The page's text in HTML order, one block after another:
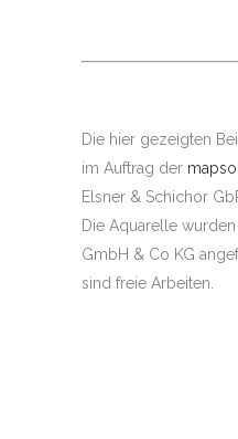
Die hier gezeigten
im Auftrag der
Elsner & Schichor
Die Aquarelle
GmbH & Co KG
sind freie Arbeiten.